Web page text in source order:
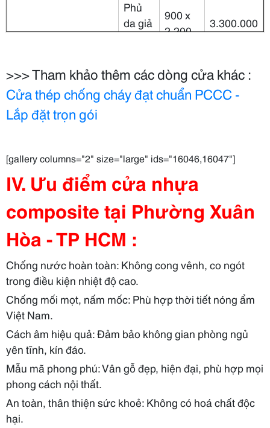
Cửa nhựa
Composite
Phủ
da giả
gỗ
900 x
2.200
3.300.000
sơn
PU
900 x
2.200
3.900.000
vân
gỗ
2.200
Cửa vòm
Cửa
vòm
da
900 x
4.410.000
Cửa
vòm
sơn
2.200
5.110.000
>>> Tham khảo thêm các dòng cửa khác :
Cửa thép chống cháy đạt chuẩn PCCC -
Lắp đặt trọn gói
[gallery columns="2" size="large" ids="16046,16047"]
IV. Ưu điểm cửa nhựa
composite tại Phường Xuân
Hòa - TP HCM :
Chống nướchoàn toàn: Không cong vênh, co ngót
trong điều kiện nhiệt độcao.
Chống mối mọt, nấm mốc: Phù hợpthời tiếtnóng ẩm
Việt Nam.
Cách âm hiệu quả: Đảm bảo không gian phòng ngủ
yên tĩnh, kín đáo.
Mẫu mã phong phú: Vân gỗđẹp, hiện đại, phù hợp mọi
phong cách nội thất.
An toàn, thân thiệnsức khoẻ: Khôngcóhoá chấtđộc
hại.